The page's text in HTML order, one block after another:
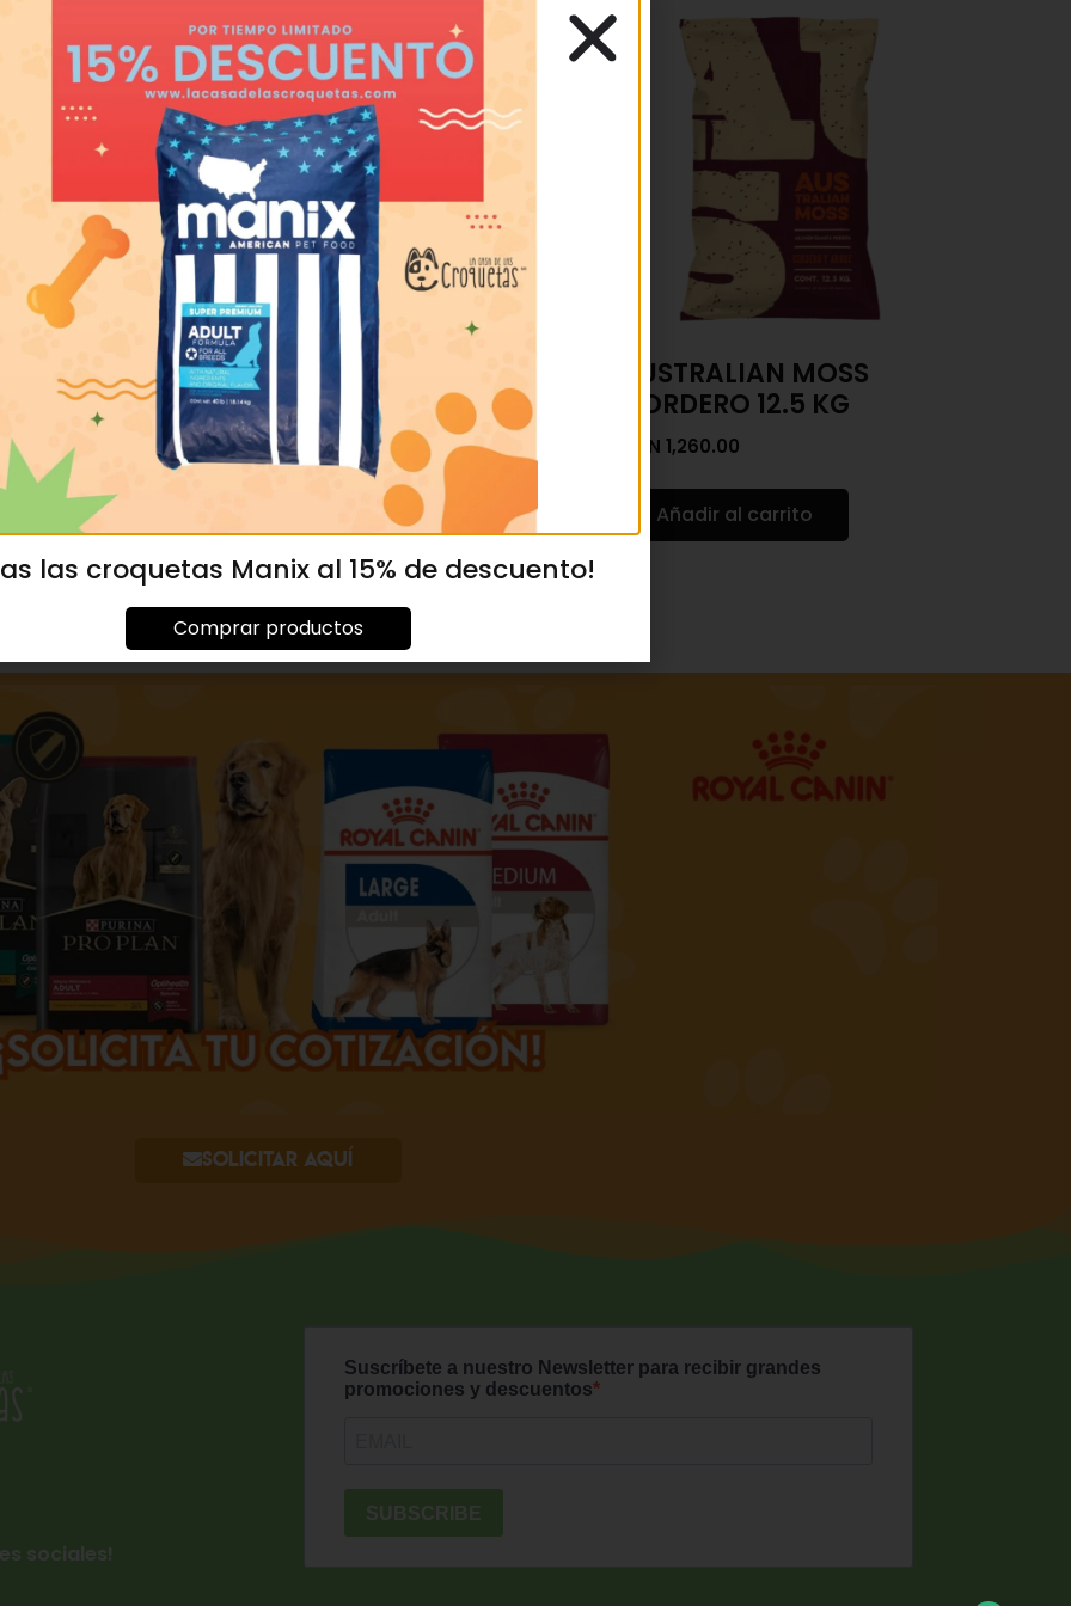
ADULTO
25 KG
al carrito
DOG CHOW ADULTO 25
KG
MXN1,369.00
Añadir al carrito
AUSTRALIAN MOSS
CORDERO 12.5 KG
MXN 1,260.00
Añadir al carrito
Solicitar aquí
sociales!
las croquetas Manix al 15% de descuento!
Comprar productos